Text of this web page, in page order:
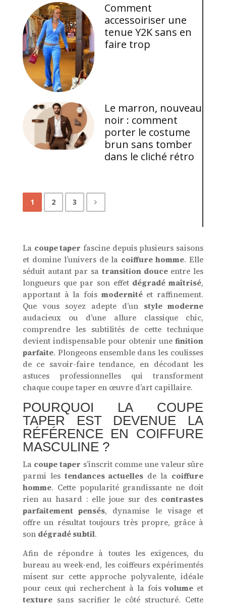
Comment
accessoiriser une
tenue Y2K sans en
faire trop
Le marron, nouveau
noir : comment
porter le costume
brun sans tomber
dans le cliché rétro
1 2 3
La coupe taper fascine depuis plusieurs saisons
et domine l’univers de la coiffure homme. Elle
séduit autant par sa transition douceentre les
longueurs que par son effet dégradé maîtrisé,
apportant à la fois modernitéet raffinement.
Que vous soyez adepte d’un style moderne
audacieux ou d’une allure classique chic,
comprendre les subtilités de cette technique
devient indispensable pour obtenir unefinition
parfaite. Plongeons ensemble dans les coulisses
de ce savoir-faire tendance, en décodant les
astuces professionnelles qui transforment
chaque coupe taper en œuvre d’art capillaire.
POURQUOI LA COUPE
TAPER EST DEVENUE LA
RÉFÉRENCE EN COIFFURE
MASCULINE ?
La coupe taper s’inscrit comme une valeur sûre
parmi les tendances actuelles de la coiffure
homme. Cette popularité grandissante ne doit
rien au hasard : elle joue sur des contrastes
parfaitement pensés, dynamise le visage et
offre un résultat toujours très propre, grâce à
son dégradé subtil.
Afin de répondre à toutes les exigences, du
bureau au week-end, les coiffeurs expérimentés
misent sur cette approche polyvalente, idéale
pour ceux qui recherchent à la foisvolume et
texturesans sacrifier le côté structuré. Cette